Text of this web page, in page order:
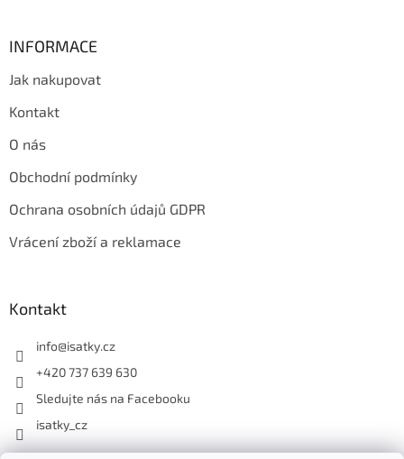
INFORMACE
Jak nakupovat
Kontakt
O nás
Obchodní podmínky
Ochrana osobních údajů GDPR
Vrácení zboží a reklamace
Kontakt
info@isatky.cz
+420 737 639 630
Sledujte nás na Facebooku
isatky_cz